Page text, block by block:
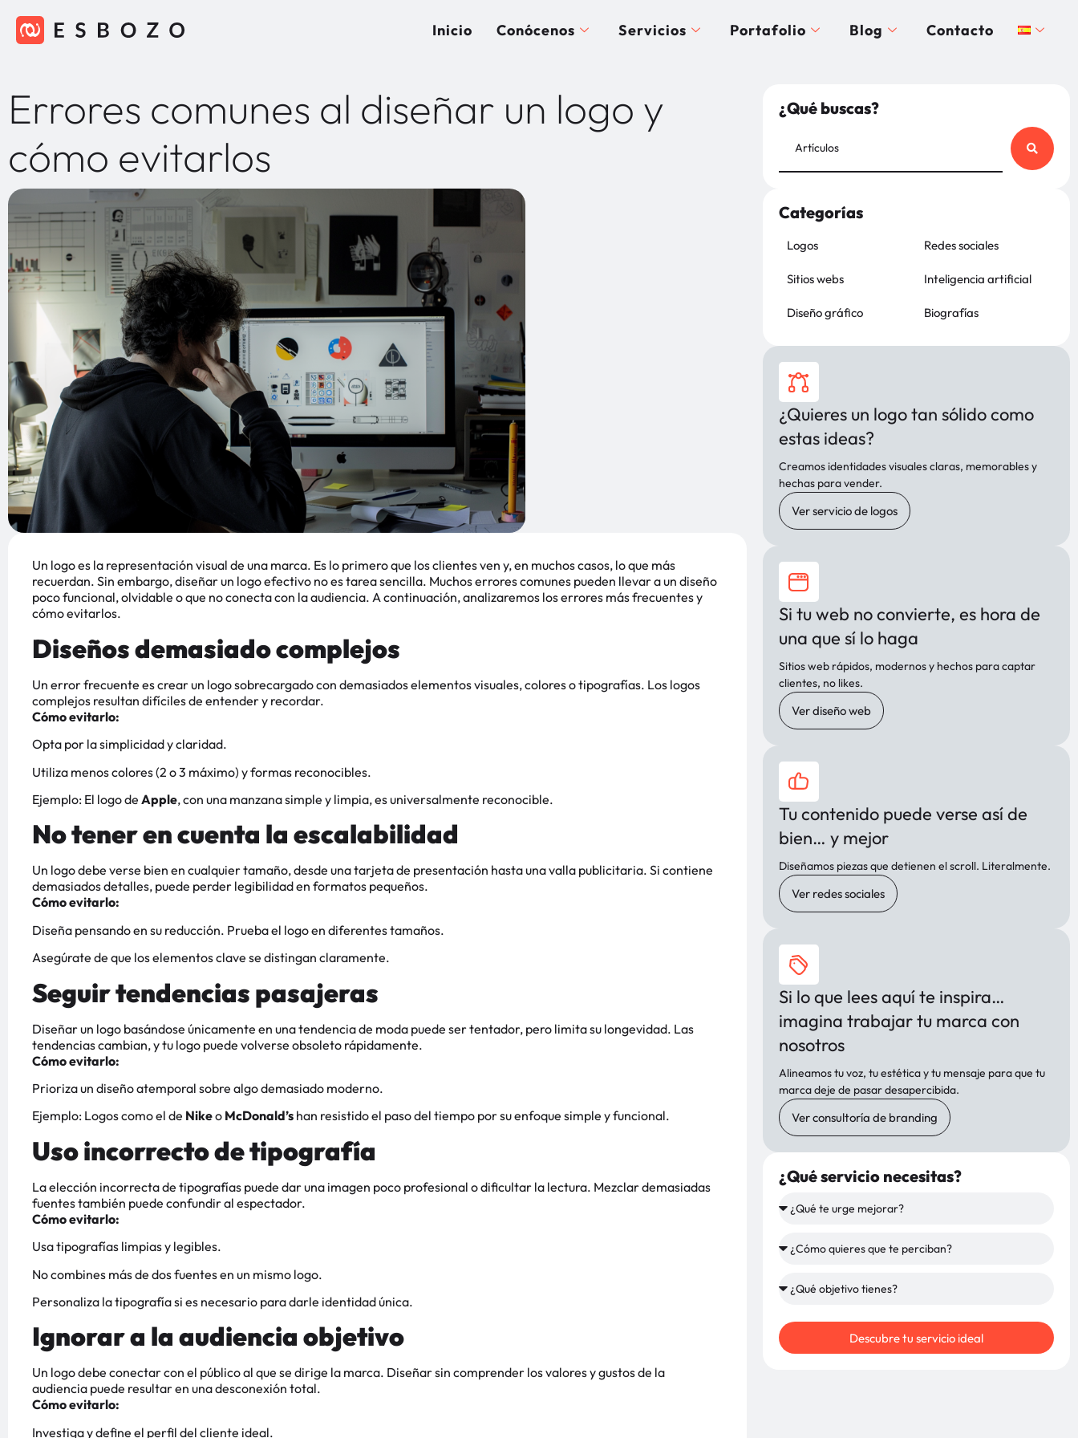
Inicio Conócenos Servicios Portafolio Blog Contacto
Errores comunes al diseñar un logo y
cómo evitarlos
Un logo es la representación visual de una marca. Es lo primero que los clientes ven y, en muchos casos, lo que más
recuerdan. Sin embargo, diseñar un logo efectivo no es tarea sencilla. Muchos errores comunes pueden llevar a un diseño
poco funcional, olvidable o que no conecta con la audiencia. A continuación, analizaremos los errores más frecuentes y
cómo evitarlos.
Diseños demasiado complejos
Un error frecuente es crear un logo sobrecargado con demasiados elementos visuales, colores o tipografías. Los logos
complejos resultan difíciles de entender y recordar.
Cómo evitarlo:
Opta por la simplicidad y claridad.
Utiliza menos colores (2 o 3 máximo) y formas reconocibles.
Ejemplo: El logo de Apple, con una manzana simple y limpia, es universalmente reconocible.
No tener en cuenta la escalabilidad
Un logo debe verse bien en cualquier tamaño, desde una tarjeta de presentación hasta una valla publicitaria. Si contiene
demasiados detalles, puede perder legibilidad en formatos pequeños.
Cómo evitarlo:
Diseña pensando en su reducción. Prueba el logo en diferentes tamaños.
Asegúrate de que los elementos clave se distingan claramente.
Seguir tendencias pasajeras
Diseñar un logo basándose únicamente en una tendencia de moda puede ser tentador, pero limita su longevidad. Las
tendencias cambian, y tu logo puede volverse obsoleto rápidamente.
Cómo evitarlo:
Prioriza un diseño atemporal sobre algo demasiado moderno.
Ejemplo: Logos como el de Nikeo McDonald’s han resistido el paso del tiempo por su enfoque simple y funcional.
Uso incorrecto de tipografía
La elección incorrecta de tipografías puede dar una imagen poco profesional o dificultar la lectura. Mezclar demasiadas
fuentes también puede confundir al espectador.
Cómo evitarlo:
Usa tipografías limpias y legibles.
No combines más de dos fuentes en un mismo logo.
Personaliza la tipografía si es necesario para darle identidad única.
Ignorar a la audiencia objetivo
Un logo debe conectar con el público al que se dirige la marca. Diseñar sin comprender los valores y gustos de la
audiencia puede resultar en una desconexión total.
Cómo evitarlo:
Investiga y define el perfil del cliente ideal.
¿Qué buscas?
Categorías
Logos
Sitios webs
Diseño gráfico
Redes sociales
Inteligencia artificial
Biografías
¿Quieres un logo tan sólido como
estas ideas?
Creamos identidades visuales claras, memorables y
hechas para vender.
Ver servicio de logos
Si tu web no convierte, es hora de
una que sí lo haga
Sitios web rápidos, modernos y hechos para captar
clientes, no likes.
Ver diseño web
Tu contenido puede verse así de
bien… y mejor
Diseñamos piezas que detienen el scroll. Literalmente.
Ver redes sociales
Si lo que lees aquí te inspira…
imagina trabajar tu marca con
nosotros
Alineamos tu voz, tu estética y tu mensaje para que tu
marca deje de pasar desapercibida.
Ver consultoría de branding
¿Qué servicio necesitas?
Descubre tu servicio ideal